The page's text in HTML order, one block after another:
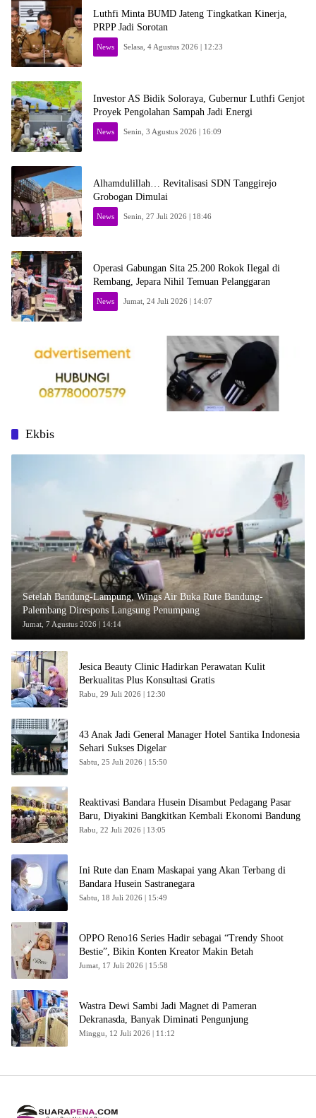
Luthfi Minta BUMD Jateng Tingkatkan Kinerja,
PRPP Jadi Sorotan
News Selasa, 4 Agustus 2026 | 12:23
Investor AS Bidik Soloraya, Gubernur Luthfi Genjot
Proyek Pengolahan Sampah Jadi Energi
News Senin, 3 Agustus 2026 | 16:09
Alhamdulillah… Revitalisasi SDN Tanggirejo
Grobogan Dimulai
News Senin, 27 Juli 2026 | 18:46
Operasi Gabungan Sita 25.200 Rokok Ilegal di
Rembang, Jepara Nihil Temuan Pelanggaran
News Jumat, 24 Juli 2026 | 14:07
Ekbis
Setelah Bandung-Lampung, Wings Air Buka Rute Bandung-
Palembang Direspons Langsung Penumpang
Jumat, 7 Agustus 2026 | 14:14
Jesica Beauty Clinic Hadirkan Perawatan Kulit
Berkualitas Plus Konsultasi Gratis
Rabu, 29 Juli 2026 | 12:30
43 Anak Jadi General Manager Hotel Santika Indonesia
Sehari Sukses Digelar
Sabtu, 25 Juli 2026 | 15:50
Reaktivasi Bandara Husein Disambut Pedagang Pasar
Baru, Diyakini Bangkitkan Kembali Ekonomi Bandung
Rabu, 22 Juli 2026 | 13:05
Ini Rute dan Enam Maskapai yang Akan Terbang di
Bandara Husein Sastranegara
Sabtu, 18 Juli 2026 | 15:49
OPPO Reno16 Series Hadir sebagai “Trendy Shoot
Bestie”, Bikin Konten Kreator Makin Betah
Jumat, 17 Juli 2026 | 15:58
Wastra Dewi Sambi Jadi Magnet di Pameran
Dekranasda, Banyak Diminati Pengunjung
Minggu, 12 Juli 2026 | 11:12